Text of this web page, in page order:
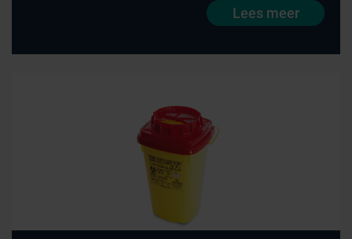
Lees meer